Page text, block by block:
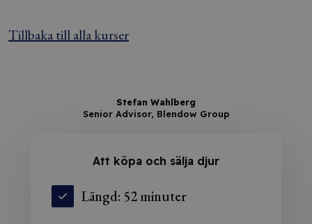
Tillbaka till alla kurser
Stefan Wahlberg
Senior Advisor, Blendow Group
Att köpa och sälja djur
Längd: 52 minuter